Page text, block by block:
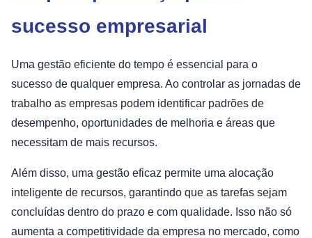
sucesso empresarial
Uma gestão eficiente do tempo é essencial para o
sucesso de qualquer empresa. Ao controlar as jornadas de
trabalho as empresas podem identificar padrões de
desempenho, oportunidades de melhoria e áreas que
necessitam de mais recursos.
Além disso, uma gestão eficaz permite uma alocação
inteligente de recursos, garantindo que as tarefas sejam
concluídas dentro do prazo e com qualidade. Isso não só
aumenta a competitividade da empresa no mercado, como